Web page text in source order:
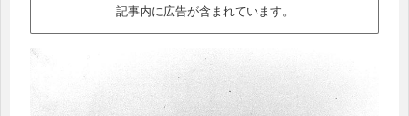
記事内に広告が含まれています。